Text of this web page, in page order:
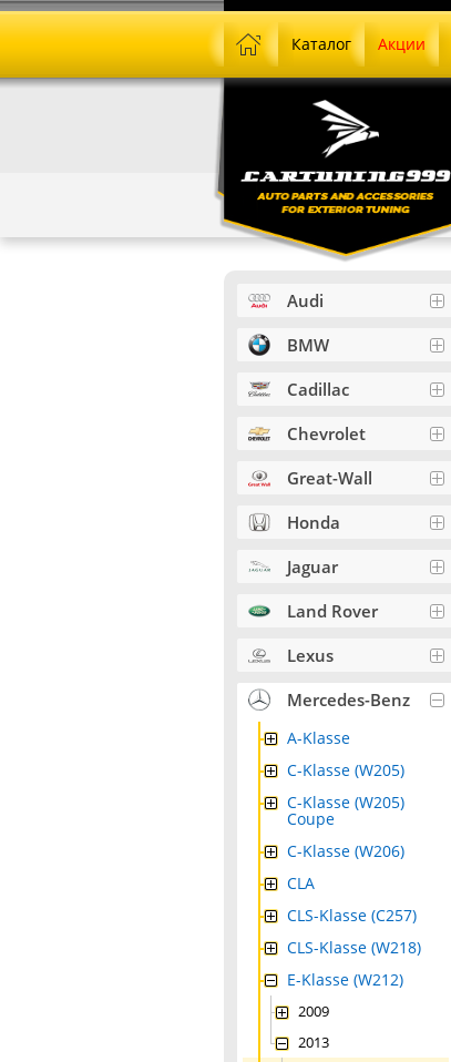
Каталог Акции
Audi
BMW
Cadillac
Chevrolet
Great-Wall
Honda
Jaguar
Land Rover
Lexus
Mercedes-Benz
A-Klasse
C-Klasse (W205)
C-Klasse (W205)
Coupe
C-Klasse (W206)
CLA
CLS-Klasse (C257)
CLS-Klasse (W218)
E-Klasse (W212)
2009
2013